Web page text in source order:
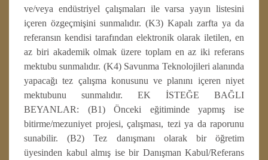
ve/veya endüstriyel çalışmaları ile varsa yayın listesini
içeren özgeçmişini sunmalıdır. (K3) Kapalı zarfta ya da
referansın kendisi tarafından elektronik olarak iletilen, en
az biri akademik olmak üzere toplam en az iki referans
mektubu sunmalıdır. (K4) Savunma Teknolojileri alanında
yapacağı tez çalışma konusunu ve planını içeren niyet
mektubunu sunmalıdır. EK İSTEĞE BAĞLI
BEYANLAR: (B1) Önceki eğitiminde yapmış ise
bitirme/mezuniyet projesi, çalışması, tezi ya da raporunu
sunabilir. (B2) Tez danışmanı olarak bir öğretim
üyesinden kabul almış ise bir Danışman Kabul/Referans